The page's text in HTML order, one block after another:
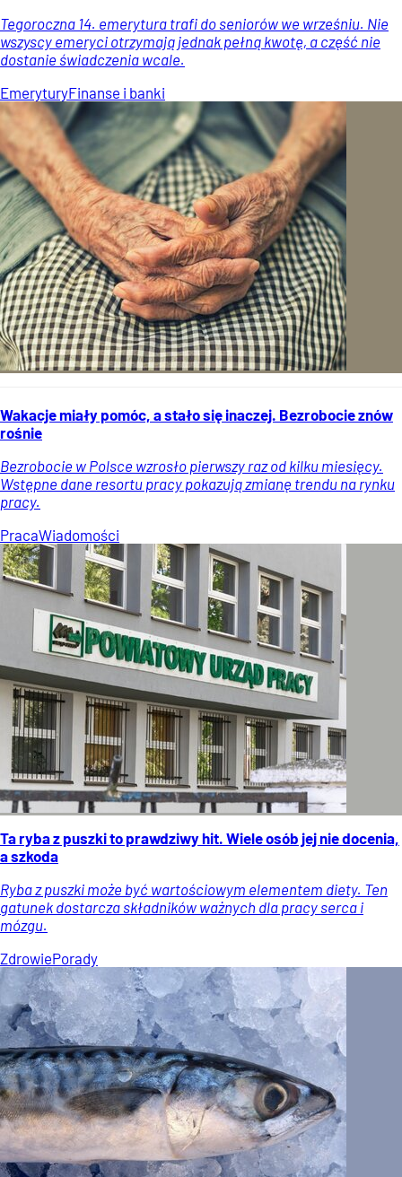
Tegoroczna 14. emerytura trafi do seniorów we wrześniu. Nie
wszyscy emeryci otrzymają jednak pełną kwotę, a część nie
dostanie świadczenia wcale.
EmeryturyFinanse i banki
Wakacje miały pomóc, a stało się inaczej. Bezrobocie znów
rośnie
Bezrobocie w Polsce wzrosło pierwszy raz od kilku miesięcy.
Wstępne dane resortu pracy pokazują zmianę trendu na rynku
pracy.
PracaWiadomości
Ta ryba z puszki to prawdziwy hit. Wiele osób jej nie docenia,
a szkoda
Ryba z puszki może być wartościowym elementem diety. Ten
gatunek dostarcza składników ważnych dla pracy serca i
mózgu.
ZdrowiePorady